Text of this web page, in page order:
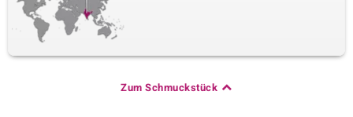
Zum Schmuckstück